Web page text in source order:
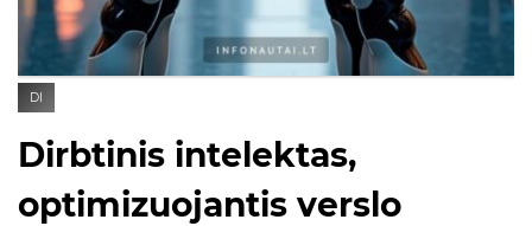
DI
Dirbtinis intelektas,
optimizuojantis verslo